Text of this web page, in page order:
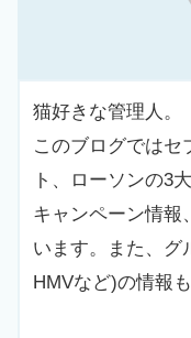
猫好きな管理人。
このブログではセ
ト、ローソンの3
キャンペーン情報
います。また、グ
HMVなど)の情報